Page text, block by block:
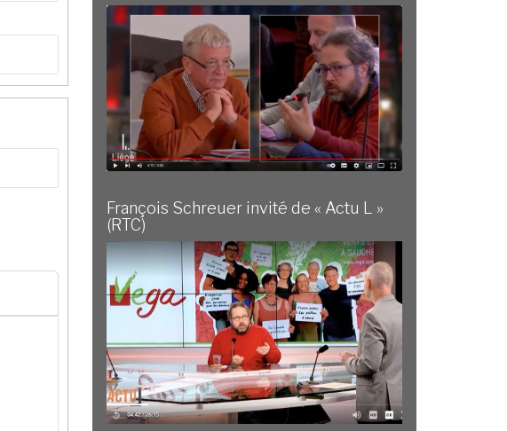
François Schreuer invité de « Actu L »
(RTC)